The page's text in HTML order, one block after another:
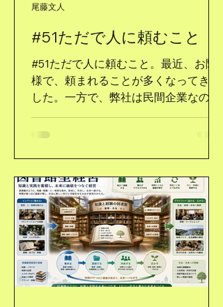
人登記と、自分自らやってきた。よく
か、「メンターは誰ですか？」とか、
聞かれるが、どこも誰も居ない。た
だ、経営の信条としては、「長く、遠
く」である。最近では「図書館型経
しない。以前、１度、２分間ピッチを
依頼されたが、利が無いので、お断り
した。 本日も無事、経営戦略会議は
終了した。５年後、同年代２００万人
が組織を離れ、世に出てくる。１９９
０年代の社会不安の再来を心配してい
る。
#51ただで人に頼むこと
#51ただで人に頼むこと。最近、お陰
様で、頼まれることが多くなってきま
した。一方で、弊社は民間企業なの
で、弊社ウェブサイトにも１時間のコ
ンサルティング料金を３万円（税抜
では無いと言う意思表示です。 相談を
受ける際には、当たり前ですが、見積
書を先方に提出致します。先方の目的
を達成する為にかかる費用です。これ
が、大体、見積書を提出すると、先方
からお金が無いと言う回答が来ます。
でも、一切、ディスカウントはしませ
尾藤文人